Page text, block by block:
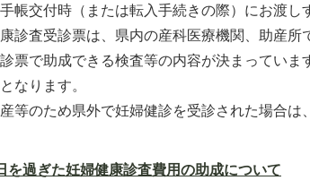
帳交付時（または転入手続きの際）にお渡し
診査受診票は、県内の産科医療機関、助産所
票で助成できる検査等の内容が決まっていま
なります。
等のため県外で妊婦健診を受診された場合は
を過ぎた妊婦健康診査費用の助成について